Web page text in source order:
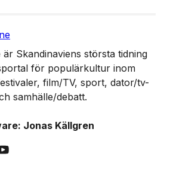
är Skandinaviens största tidning
för populärkultur inom
film/TV, sport, dator/tv-
samhälle/debatt.
Jonas Källgren